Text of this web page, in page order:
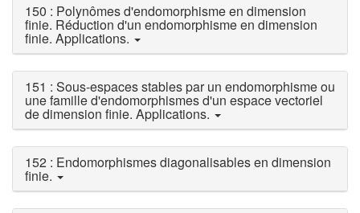
150 : Polynômes d'endomorphisme en dimension
finie. Réduction d'un endomorphisme en dimension
finie. Applications.
151 : Sous-espaces stables par un endomorphisme ou
une famille d'endomorphismes d'un espace vectoriel
de dimension finie. Applications.
152 : Endomorphismes diagonalisables en dimension
finie.